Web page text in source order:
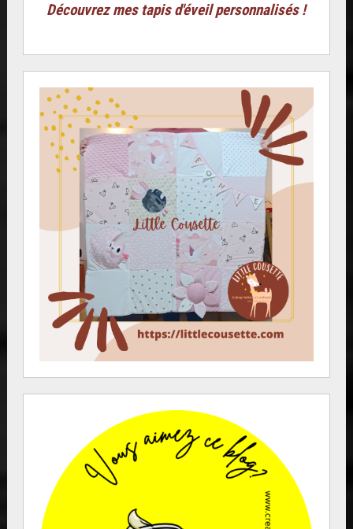
Découvrez mes tapis d'éveil personnalisés !